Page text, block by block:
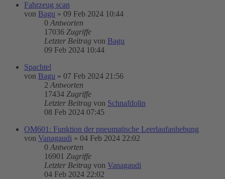
Fahrzeug scan
von Bagu » 09 Feb 2024 10:44
0 Antworten
17036 Zugriffe
Letzter Beitrag von Bagu
09 Feb 2024 10:44
Spachtel
von Bagu » 07 Feb 2024 21:56
2 Antworten
17434 Zugriffe
Letzter Beitrag von Schnafdolin
08 Feb 2024 07:45
OM601: Funktion der pneumatische Leerlaufanhebung
von Vanagaudi » 04 Feb 2024 22:02
0 Antworten
16901 Zugriffe
Letzter Beitrag von Vanagaudi
04 Feb 2024 22:02